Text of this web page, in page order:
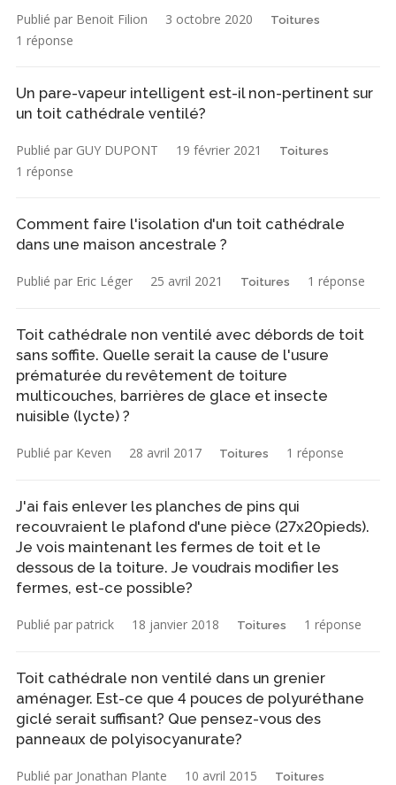
Publié par Benoit Filion 3 octobre 2020 Toitures
1 réponse
Un pare-vapeur intelligent est-il non-pertinent sur
un toit cathédrale ventilé?
Publié par GUY DUPONT 19 février 2021 Toitures
1 réponse
Comment faire l'isolation d'un toit cathédrale
dans une maison ancestrale ?
Publié par Eric Léger 25 avril 2021 Toitures 1 réponse
Toit cathédrale non ventilé avec débords de toit
sans soffite. Quelle serait la cause de l'usure
prématurée du revêtement de toiture
multicouches, barrières de glace et insecte
nuisible (lycte) ?
Publié par Keven 28 avril 2017 Toitures 1 réponse
J'ai fais enlever les planches de pins qui
recouvraient le plafond d'une pièce (27x20pieds).
Je vois maintenant les fermes de toit et le
dessous de la toiture. Je voudrais modifier les
fermes, est-ce possible?
Publié par patrick 18 janvier 2018 Toitures 1 réponse
Toit cathédrale non ventilé dans un grenier
aménager. Est-ce que 4 pouces de polyuréthane
giclé serait suffisant? Que pensez-vous des
panneaux de polyisocyanurate?
Publié par Jonathan Plante 10 avril 2015 Toitures